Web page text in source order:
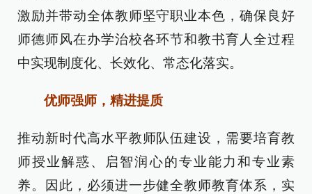
激励并带动全体教师坚守职业本色，确保良好
师德师风在办学治校各环节和教书育人全过程
中实现制度化、长效化、常态化落实。
优师强师，精进提质
推动新时代高水平教师队伍建设，需要培育教
师授业解惑、启智润心的专业能力和专业素
养。因此，必须进一步健全教师教育体系，实